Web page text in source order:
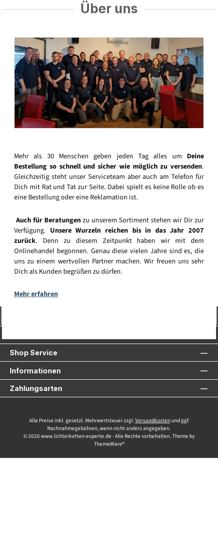
Über uns
Mehr als 30 Menschen geben jeden Tag alles um Deine
Bestellung so schnell und sicher wie möglich zu versenden.
Gleichzeitig steht unser Serviceteam aber auch am Telefon für
Dich mit Rat und Tat zur Seite. Dabei spielt es keine Rolle ob es
eine Bestellung oder eine Reklamation ist.
Auch für Beratungenzu unserem Sortiment stehen wir Dir zur
Verfügung. Unsere Wurzeln reichen bis in das Jahr 2007
zurück. Denn zu diesem Zeitpunkt haben wir mit dem
Onlinehandel begonnen. Genau diese vielen Jahre sind es, die
uns zu einem wertvollen Partner machen. Wir freuen uns sehr
Dich als Kunden begrüßen zu dürfen.
Mehr erfahren
Shop Service
Informationen
Zahlungsarten
Alle Preise inkl. gesetzl. Mehrwertsteuer zzgl. Versandkostenund ggf.
Nachnahmegebühren, wenn nicht anders angegeben.
© 2026 www.lichterketten-experte.de - Alle Rechte vorbehalten. Theme by
ThemeWare®